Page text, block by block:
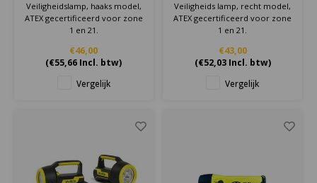
Veiligheidslamp, haaks model,
ATEX gecertificeerd voor zone
1 en 21 .
€46,00
(€55,66 Incl. btw)
Vergelijk
Veiligheids lamp, recht model,
ATEX gecertificeerd voor zone
1 en 21 .
€43,00
(€52,03Incl. btw)
Vergelijk